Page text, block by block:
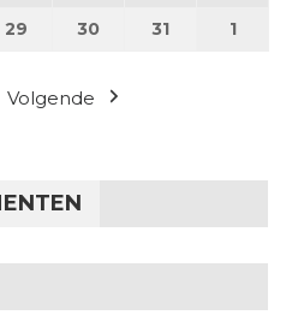
2025
29 29 mei 2025
30 30 mei 2025
31 31 mei 2025
11
Volgende